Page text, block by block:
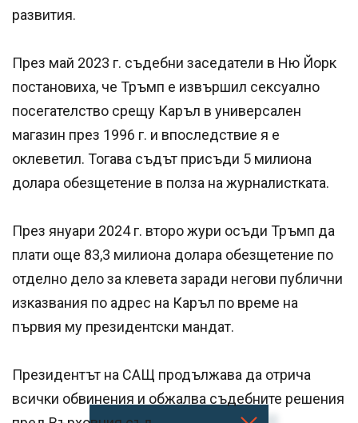
развития.
През май 2023 г. съдебни заседатели в Ню Йорк
постановиха, че Тръмп е извършил сексуално
посегателство срещу Каръл в универсален
магазин през 1996 г. и впоследствие я е
оклеветил. Тогава съдът присъди 5 милиона
долара обезщетение в полза на журналистката.
През януари 2024 г. второ жури осъди Тръмп да
плати още 83,3 милиона долара обезщетение по
отделно дело за клевета заради негови публични
изказвания по адрес на Каръл по време на
първия му президентски мандат.
Президентът на САЩ продължава да отрича
всички обвинения и обжалва съдебните решения